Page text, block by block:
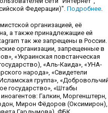
Федерации)". Подробнее
организацией, её
а также принадлежащие ей
так же запрещены в России.
организации, запрещенные в
«Украинская повстанческая
«Аль-Каида», «УНА-
народа», «Свидетели
группа»,
государство», «Штабы
Галкин, Моргенштерн,
Мирон Фёдоров (Оксимирон),